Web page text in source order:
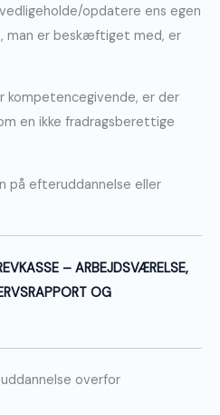
opdatere ens egen
man er beskæftiget med, er
kompetencegivende, er der
en ikke fradragsberettige
på efteruddannelse eller
– ARBEJDSVÆRELSE,
OG
overfor